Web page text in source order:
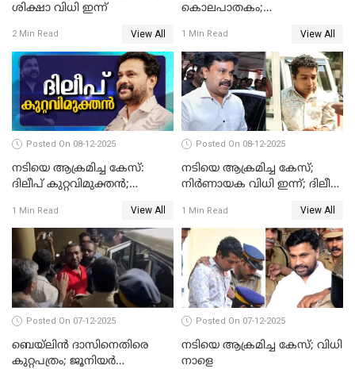
ശിക്ഷാ വിധി ഇന്ന്
2 Min Read View All
കൊലപാതകം;
സമ്മതിച്ചെന്ന് പൊലീസ്
1 Min Read View All
Posted On 08-12-2025
നടിയെ ആക്രമിച്ച കേസ്:
ദിലീപ് കുറ്റവിമുക്തന്‍;
പ്രതികള്‍ കുറ്റക്കാര്‍;
ശിക്ഷവിധി 12 ന്
1 Min Read View All
Posted On 08-12-2025
നടിയെ ആക്രമിച്ച കേസ്;
നിർണായക വിധി ഇന്ന്; ദിലീപ്
1 Min Read View All
Posted On 07-12-2025
ബെയ്‌ലിന്‍ ദാസിനെതിരെ
കുറ്റപത്രം; ജൂനിയർ
Posted On 07-12-2025
നടിയെ ആക്രമിച്ച കേസ്; വിധി
നാളെ